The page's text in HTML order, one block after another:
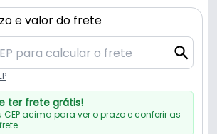
e valor do frete
ter frete grátis!
CEP acima para ver o prazo e conferir as